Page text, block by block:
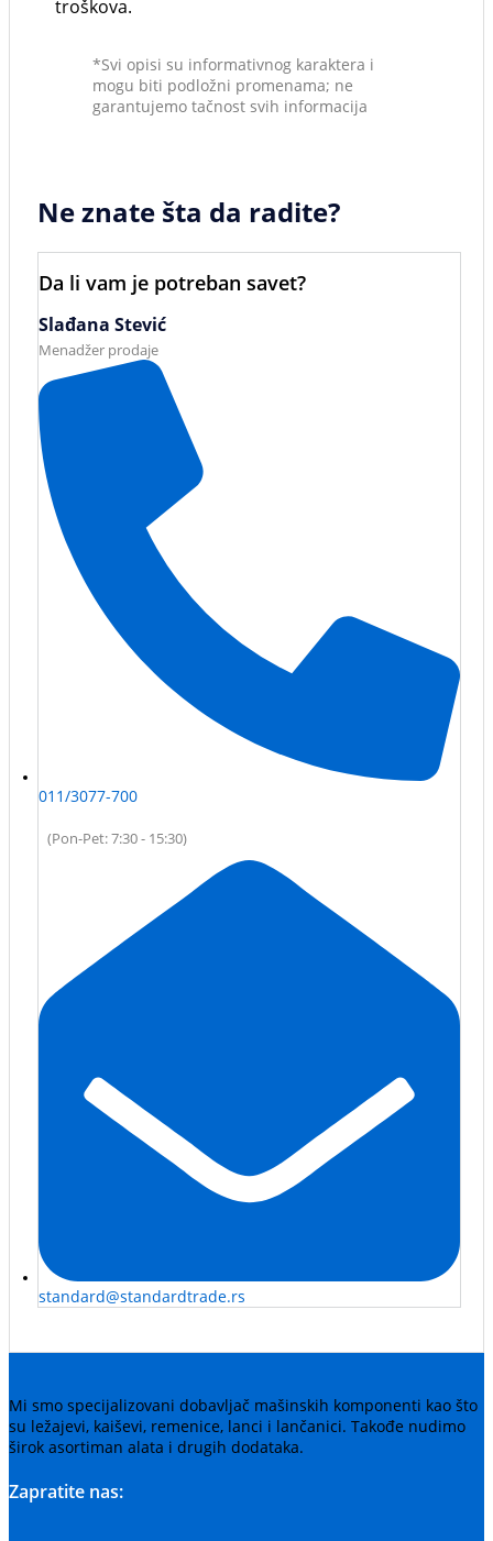
troškova.
*Svi opisi su informativnog karaktera i
mogu biti podložni promenama; ne
garantujemo tačnost svih informacija
Ne znate šta da radite?
Da li vam je potreban savet?
Slađana Stević
Menadžer prodaje
011/3077-700
(Pon-Pet: 7:30 - 15:30)
standard@standardtrade.rs
Mi smo specijalizovani dobavljač mašinskih komponenti kao što
su ležajevi, kaiševi, remenice, lanci i lančanici. Takođe nudimo
širok asortiman alata i drugih dodataka.
Zapratite nas: